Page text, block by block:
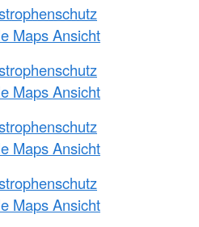
Maps Ansicht
Maps Ansicht
Maps Ansicht
Maps Ansicht